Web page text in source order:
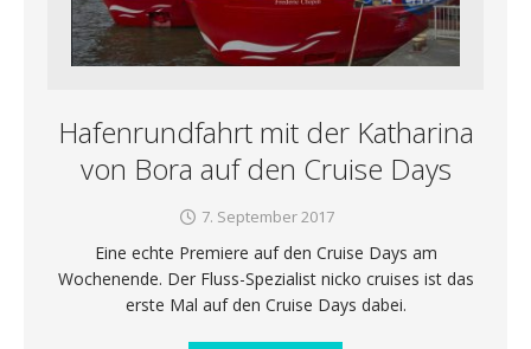
Hafenrundfahrt mit der Katharina
von Bora auf den Cruise Days
7. September 2017
Eine echte Premiere auf den Cruise Days am
Wochenende. Der Fluss-Spezialist nicko cruises ist das
erste Mal auf den Cruise Days dabei.